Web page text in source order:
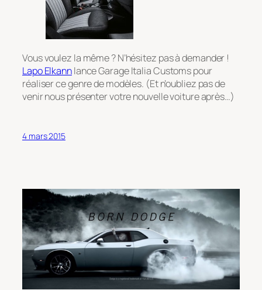
Vous voulez la même ? N’hésitez pas à demander !
Lapo Elkannlance Garage Italia Customs pour
réaliser ce genre de modèles. (Et n’oubliez pas de
venir nous présenter votre nouvelle voiture après…)
4 mars 2015